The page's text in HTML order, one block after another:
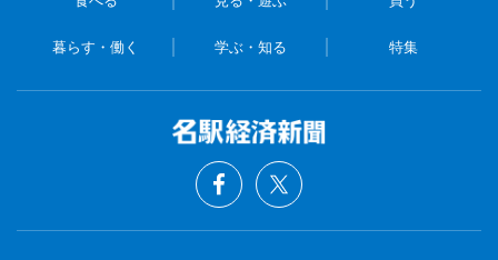
暮らす・働く 学ぶ・知る 特集